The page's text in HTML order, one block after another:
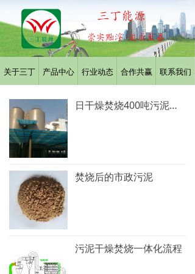
日干燥焚烧400吨污泥装置
焚烧后的市政污泥
污泥干燥焚烧一体化流程
关于三丁 产品中心 行业动态 合作共赢 联系我们